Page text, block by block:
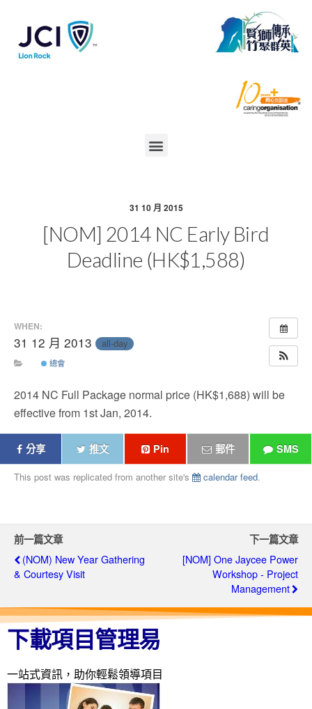
31 10 月 2015
[NOM] 2014 NC Early Bird
Deadline (HK$1,588)
WHEN:
31 12 月 2013 all-day
總會
2014 NC Full Package normal price (HK$1,688) will be
effective from 1st Jan, 2014.
分享 推文 Pin 郵件 SMS
This post was replicated from another site's calendar feed.
前一篇文章
(NOM) New Year Gathering
& Courtesy Visit
下一篇文章
[NOM] One Jaycee Power
Workshop - Project
Management
下載項目管理易
一站式資訊，助你輕鬆領導項目